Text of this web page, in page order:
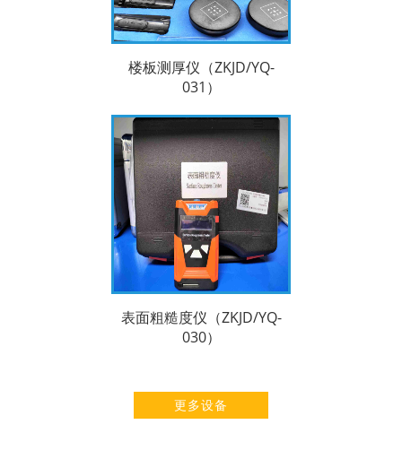
楼板测厚仪（ZKJD/YQ-
031）
表面粗糙度仪（ZKJD/YQ-
030）
更多设备